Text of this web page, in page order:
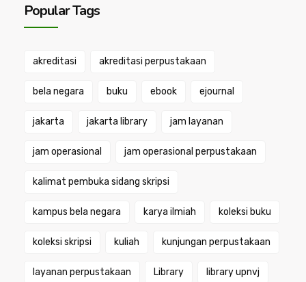
Popular Tags
akreditasi akreditasi perpustakaan
bela negara buku ebook ejournal
jakarta jakarta library jam layanan
jam operasional jam operasional perpustakaan
kalimat pembuka sidang skripsi
kampus bela negara karya ilmiah koleksi buku
koleksi skripsi kuliah kunjungan perpustakaan
layanan perpustakaan Library library upnvj